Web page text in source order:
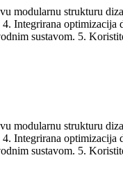
modularnu strukturu
Integrirana
sustavom. 5.
modularnu strukturu
Integrirana
sustavom. 5.